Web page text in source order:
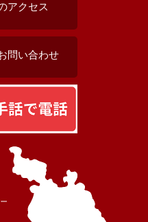
アクセス
問い合わせ